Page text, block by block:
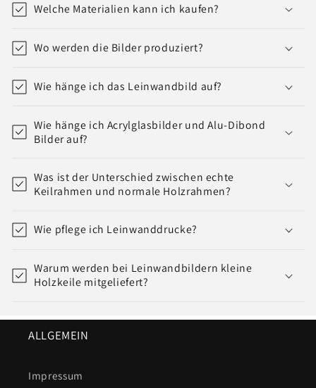
Welche Materialien kann ich kaufen?
Wo werden die Bilder produziert?
Wie hänge ich das Leinwandbild auf?
Wie hänge ich Acrylglasbilder und Alu-Dibond
Bilder auf?
Was ist der Unterschied zwischen echte
Keilrahmen und normale Holzrahmen?
Wie pflege ich Leinwanddrucke?
Warum werden bei Leinwandbildern kleine
Holzkeile mitgeliefert?
ALLGEMEIN
Impressum